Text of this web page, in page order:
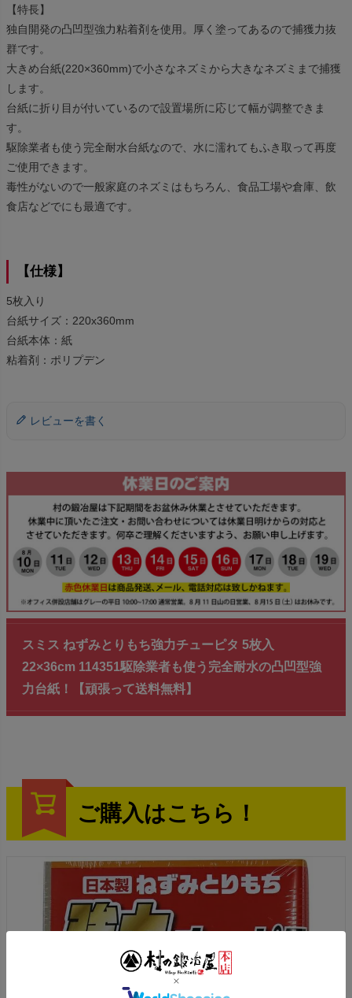
【特長】
独自開発の凸凹型強力粘着剤を使用。厚く塗ってあるので捕獲力抜
群です。
大きめ台紙(220×360mm)で小さなネズミから大きなネズミまで捕獲
します。
台紙に折り目が付いているので設置場所に応じて幅が調整できま
す。
駆除業者も使う完全耐水台紙なので、水に濡れてもふき取って再度
ご使用できます。
毒性がないので一般家庭のネズミはもちろん、食品工場や倉庫、飲
食店などでにも最適です。
【仕様】
5枚入り
台紙サイズ：220x360mm
台紙本体：紙
粘着剤：ポリプデン
レビューを書く
スミス ねずみとりもち強力チューピタ 5枚入
22×36cm 114351駆除業者も使う完全耐水の凸凹型強
力台紙！【頑張って送料無料】
ご購入はこちら！